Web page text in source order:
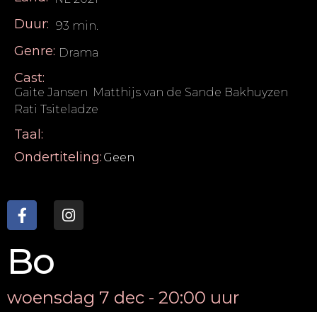
Duur: 93 min.
Genre: Drama
Cast:
Gaite Jansen Matthijs van de Sande Bakhuyzen
Rati Tsiteladze
Taal:
Ondertiteling: Geen
Bo
woensdag 7 dec - 20:00 uur